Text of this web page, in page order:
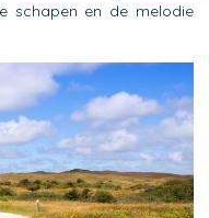
schapen en de melodie